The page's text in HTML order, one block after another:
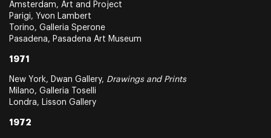
Amsterdam, Art and Project
Parigi, Yvon Lambert
Torino, Galleria Sperone
Pasadena, Pasadena Art Museum
1971
New York, Dwan Gallery, Drawings and Prints
Milano, Galleria Toselli
Londra, Lisson Gallery
1972